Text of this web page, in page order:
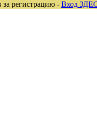
за регистрацию - Вход